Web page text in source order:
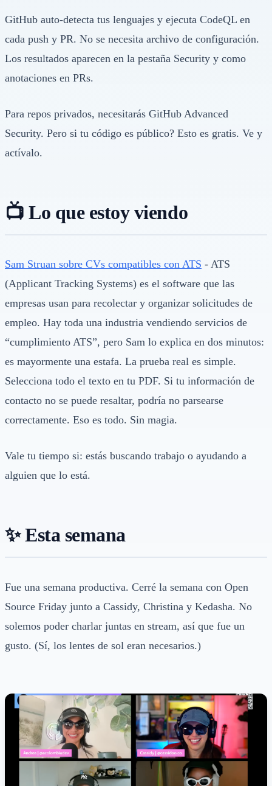
GitHub auto-detecta tus lenguajes y ejecuta CodeQL en
cada push y PR. No se necesita archivo de configuración.
Los resultados aparecen en la pestaña Security y como
anotaciones en PRs.
Para repos privados, necesitarás GitHub Advanced
Security. Pero si tu código es público? Esto es gratis. Ve y
actívalo.
📺 Lo que estoy viendo
Sam Struan sobre CVs compatibles con ATS - ATS
(Applicant Tracking Systems) es el software que las
empresas usan para recolectar y organizar solicitudes de
empleo. Hay toda una industria vendiendo servicios de
“cumplimiento ATS”, pero Sam lo explica en dos minutos:
es mayormente una estafa. La prueba real es simple.
Selecciona todo el texto en tu PDF. Si tu información de
contacto no se puede resaltar, podría no parsearse
correctamente. Eso es todo. Sin magia.
Vale tu tiempo si: estás buscando trabajo o ayudando a
alguien que lo está.
✨ Esta semana
Fue una semana productiva. Cerré la semana con Open
Source Friday junto a Cassidy, Christina y Kedasha. No
solemos poder charlar juntas en stream, así que fue un
gusto. (Sí, los lentes de sol eran necesarios.)